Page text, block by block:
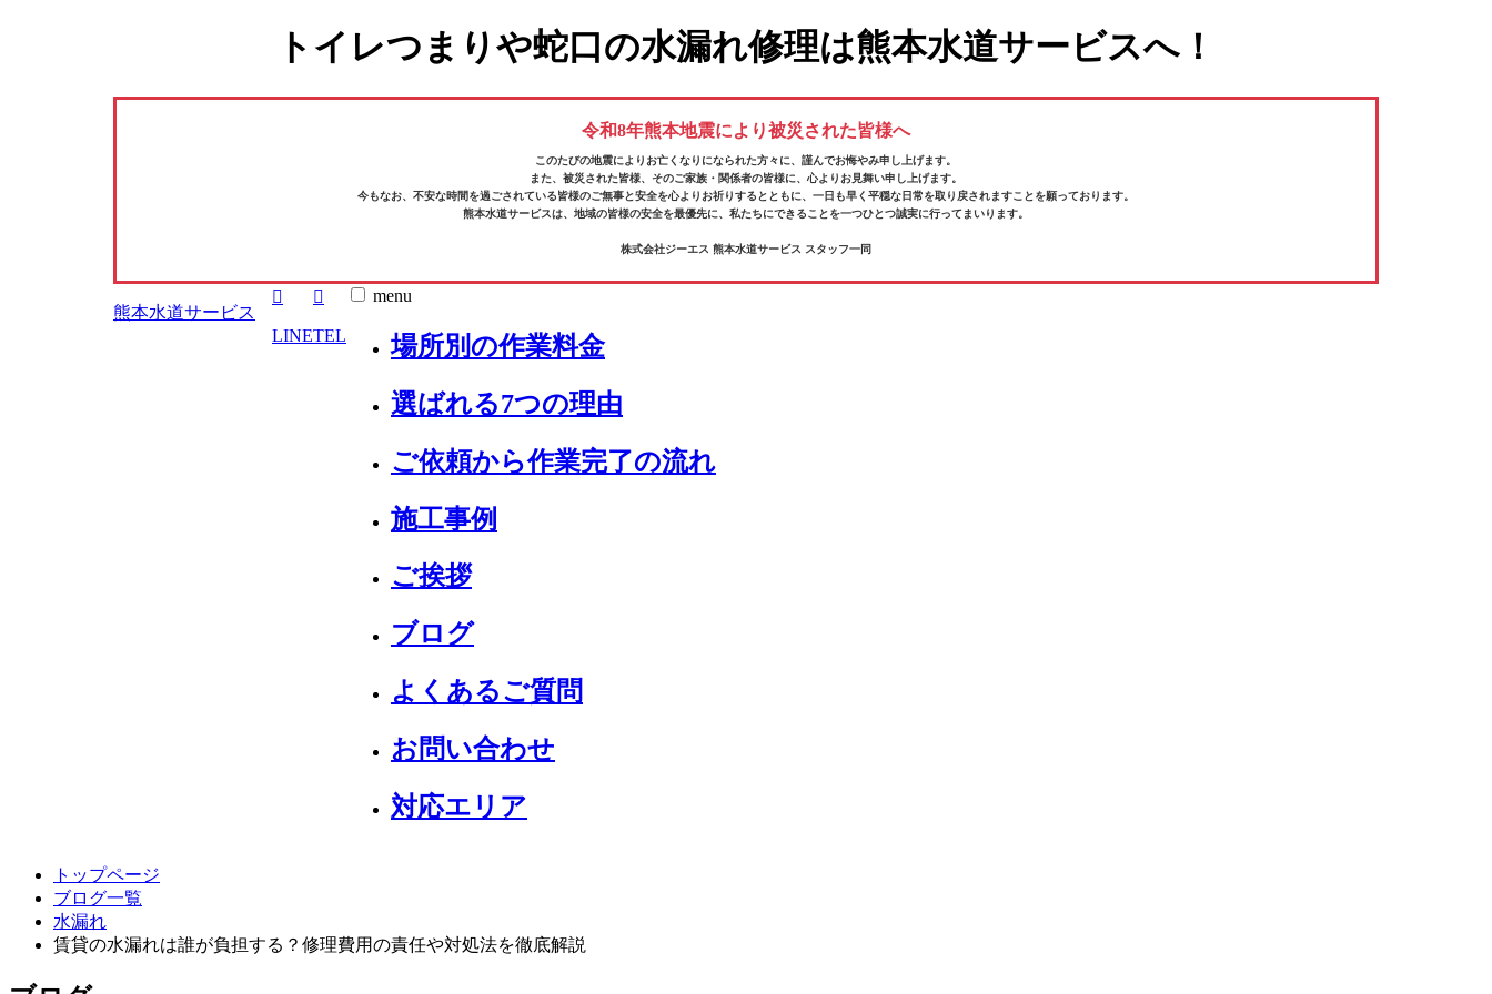
トイレつまりや蛇口の水漏れ修理は熊本水道サービスへ！
令和8年熊本地震により被災された皆様へ
このたびの地震によりお亡くなりになられた方々に、 謹んでお悔やみ申し上げます。
また、被災された皆様、そのご家族・関係者の皆様に、 心よりお見舞い申し上げます。
今もなお、不安な時間を過ごされている皆様のご無事と安全を心よりお祈りするとともに、 一日も早く平穏な日常を取り戻されますことを願っております。
熊本水道サービスは、地域の皆様の安全を最優先に、 私たちにできることを一つひとつ誠実に行ってまいります。
株式会社ジーエス 熊本水道サービス スタッフ一同
熊本水道サービス
LINETEL
menu
場所別の作業料金
選ばれる7つの理由
ご依頼から作業完了の流れ
施工事例
ご挨拶
ブログ
よくあるご質問
お問い合わせ
対応エリア
トップページ
ブログ一覧
水漏れ
賃貸の水漏れは誰が負担する？修理費用の責任や対処法を徹底解説